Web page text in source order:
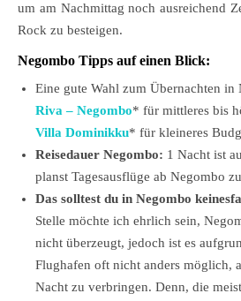
um am Nachmittag noch ausreichend
Rock zu besteigen.
Negombo Tipps auf einen Blick:
Eine gute Wahl zum Übernachten in
Riva – Negombo* für mittleres bis
Villa Dominikku* für kleineres
Reisedauer Negombo: 1 Nacht ist
planst Tagesausflüge ab Negombo
Das solltest du in Negombo
Stelle möchte ich ehrlich sein,
nicht überzeugt, jedoch ist es
Flughafen oft nicht anders möglich,
Nacht zu verbringen. Denn, die